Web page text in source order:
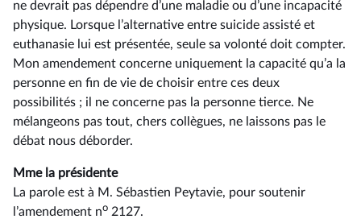
ne devrait pas dépendre d’une maladie ou d’une incapacité
physique. Lorsque l’alternative entre suicide assisté et
euthanasie lui est présentée, seule sa volonté doit compter.
Mon amendement concerne uniquement la capacité qu’a la
personne en fin de vie de choisir entre ces deux
possibilités ; il ne concerne pas la personne tierce. Ne
mélangeons pas tout, chers collègues, ne laissons pas le
débat nous déborder.
Mme la présidente
La parole est à M. Sébastien Peytavie, pour soutenir
l’amendement no 2127.